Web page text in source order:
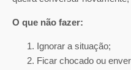
O que não fazer:
Ignorar a situação;
Ficar chocado ou